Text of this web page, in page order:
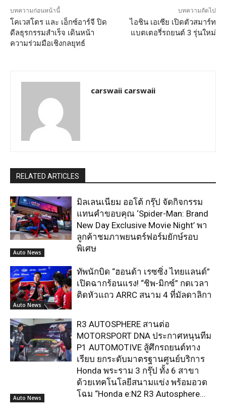
บทความก่อนหน้านี้
โคเวสโตร และ เอ็กซ์อาร์จี ปิด
ดีลธุรกรรมสำเร็จ เดินหน้า
ความร่วมมือเชิงกลยุทธ์
บทความถัดไป
ไอชิน เอเซีย เปิดตัวสมาร์ท
แบตเตอรี่รถยนต์ 3 รุ่นใหม่
carswaii carswaii
RELATED ARTICLES
Auto News
มิลเลนเนียม ออโต้ กรุ๊ป จัดกิจกรรม
แทนคำขอบคุณ ‘Spider-Man: Brand
New Day Exclusive Movie Night’ พา
ลูกค้าชมภาพยนตร์ฟอร์มยักษ์รอบ
พิเศษ
Auto News
ทัพนักบิด “ฮอนด้า เรซซิ่ง ไทยแลนด์”
เปิดฉากร้อนแรง! “ชิพ-มิกซ์” กดเวลา
ติดหัวแถว ARRC สนาม 4 ที่มัลดาลิกา
Auto News
R3 AUTOSPHERE สานต่อ
MOTORSPORT DNA ประกาศหนุนทีม
P1 AUTOMOTIVE สู้ศึกรถยนต์ทาง
เรียบ ยกระดับมาตรฐานศูนย์บริการ
Honda พระราม 3 กรุ๊ป ทั้ง 6 สาขา
ด้วยเทคโนโลยีสนามแข่ง พร้อมอวด
โฉม “Honda e:N2 R3 Autosphere...